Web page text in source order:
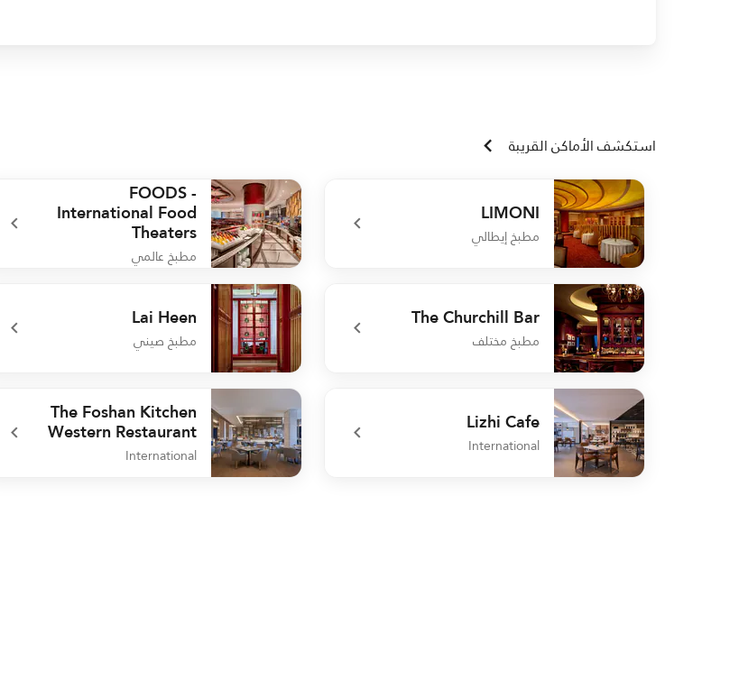
استكشف الأماكن القريبة
LIMONI
مطبخ إيطالي
undefined LIMONI
FOODS -
International Food
Theaters
مطبخ عالمي
undefined FOODS - International Food Theaters
The Churchill Bar
مطبخ مختلف
undefined The Churchill Bar
Lai Heen
مطبخ صيني
undefined Lai Heen
Lizhi Cafe
International
The Foshan Kitchen
Western Restaurant
International